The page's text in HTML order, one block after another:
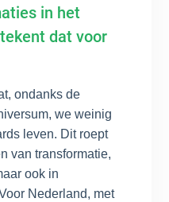
in het
dat voor
ondanks de
we weinig
leven. Dit roept
van transformatie,
ook in
Nederland, met